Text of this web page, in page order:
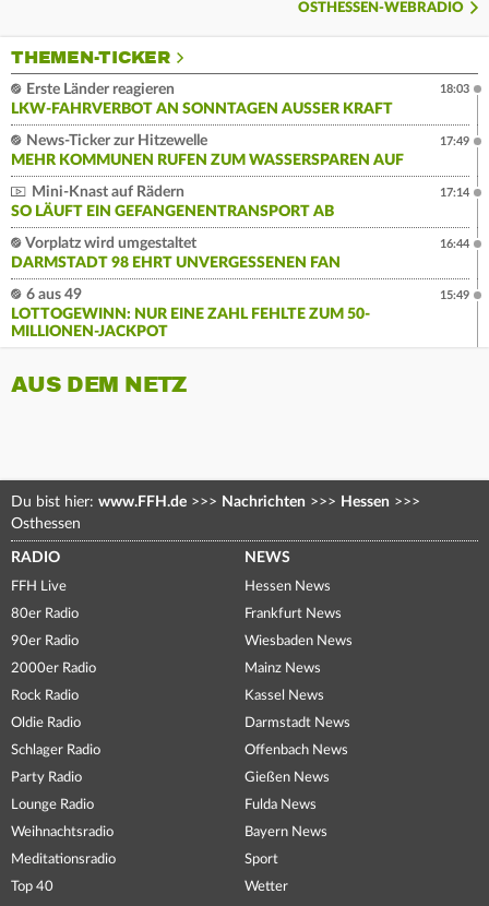
OSTHESSEN-WEBRADIO
THEMEN-TICKER
Erste Länder reagieren
LKW-FAHRVERBOT AN SONNTAGEN AUSSER KRAFT
18:03
News-Ticker zur Hitzewelle
MEHR KOMMUNEN RUFEN ZUM WASSERSPAREN AUF
17:49
Mini-Knast auf Rädern
SO LÄUFT EIN GEFANGENENTRANSPORT AB
17:14
Vorplatz wird umgestaltet
DARMSTADT 98 EHRT UNVERGESSENEN FAN
16:44
6 aus 49
LOTTOGEWINN: NUR EINE ZAHL FEHLTE ZUM 50-
MILLIONEN-JACKPOT
15:49
AUS DEM NETZ
Du bist hier: www.FFH.de >>> Nachrichten >>> Hessen >>>
Osthessen
RADIO
FFH Live
80er Radio
90er Radio
2000er Radio
Rock Radio
Oldie Radio
Schlager Radio
Party Radio
Lounge Radio
Weihnachtsradio
Meditationsradio
Top 40
NEWS
Hessen News
Frankfurt News
Wiesbaden News
Mainz News
Kassel News
Darmstadt News
Offenbach News
Gießen News
Fulda News
Bayern News
Sport
Wetter